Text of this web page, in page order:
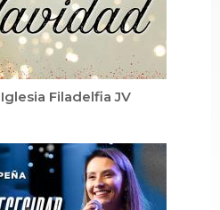
Filadelfia JV